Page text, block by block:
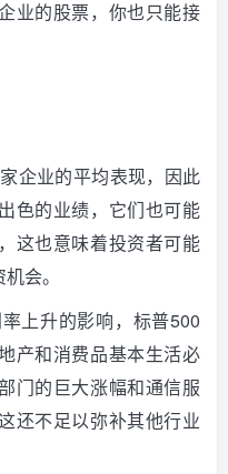
业的股票，你也只能接
企业的平均表现，因此
色的业绩，它们也可能
这也意味着投资者可能
会。
上升的影响，标普500
产和消费品基本生活必
门的巨大涨幅和通信服
还不足以弥补其他行业